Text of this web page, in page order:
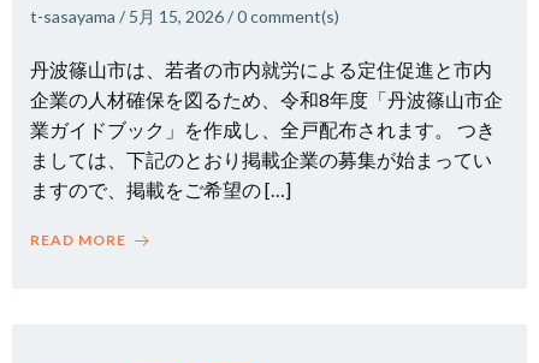
t-sasayama / 5月 15, 2026/0comment(s)
丹波篠山市は、若者の市内就労による定住促進と市内
企業の人材確保を図るため、令和8年度「丹波篠山市企
業ガイドブック」を作成し、全戸配布されます。 つき
ましては、下記のとおり掲載企業の募集が始まってい
ますので、掲載をご希望の […]
READ MORE